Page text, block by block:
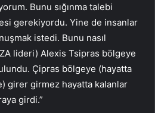
Bunu sığınma talebi
gerekiyordu. Yine de insanlar
istedi. Bunu nasıl
lideri) Alexis Tsipras bölgeye
Çipras bölgeye (hayatta
girer girmez hayatta kalanlar
girdi.”